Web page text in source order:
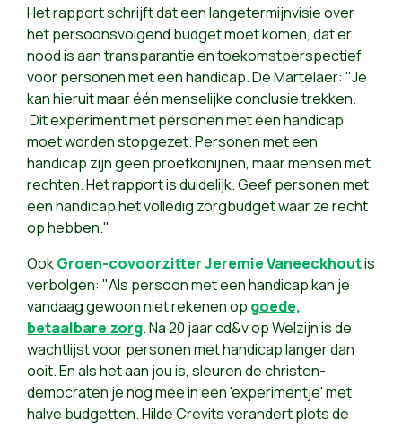
Het rapport schrijft dat een langetermijnvisie over
het persoonsvolgend budget moet komen, dat er
nood is aan transparantie en toekomstperspectief
voor personen met een handicap. De Martelaer: "Je
kan hieruit maar één menselijke conclusie trekken.
Dit experiment met personen met een handicap
moet worden stopgezet. Personen met een
handicap zijn geen proefkonijnen, maar mensen met
rechten. Het rapport is duidelijk. Geef personen met
een handicap het volledig zorgbudget waar ze recht
op hebben."
OokGroen-covoorzitter Jeremie Vaneeckhoutis
verbolgen: "Als persoon met een handicap kan je
vandaag gewoon niet rekenen op goede,
betaalbare zorg. Na 20 jaar cd&v op Welzijn is de
wachtlijst voor personen met handicap langer dan
ooit. En als het aan jou is, sleuren de christen-
democraten je nog mee in een 'experimentje' met
halve budgetten. Hilde Crevits verandert plots de